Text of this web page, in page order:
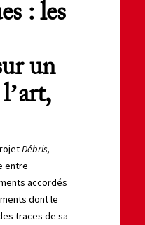
: les
un
Débris,
entre
accordés
dont le
traces de sa